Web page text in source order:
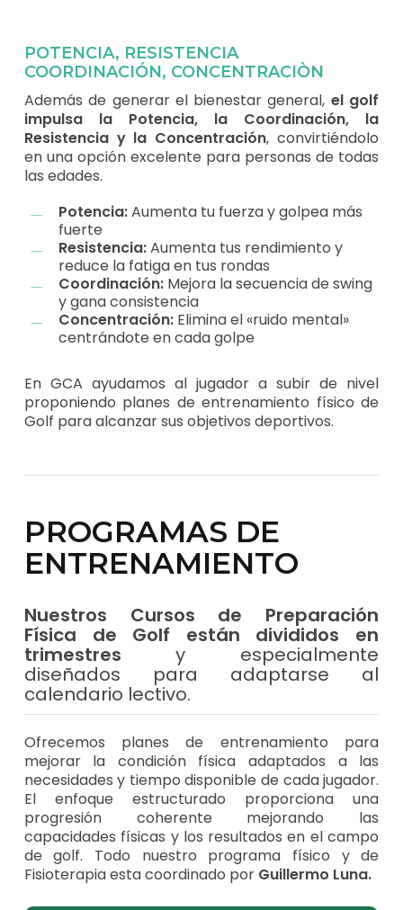
POTENCIA, RESISTENCIA
COORDINACIÓN, CONCENTRACIÒN
Además de generar el bienestar general, el golf
impulsa la Potencia, la Coordinación, la
Resistencia y la Concentración, convirtiéndolo
en una opción excelente para personas de todas
las edades.
Potencia:Aumenta tu fuerza y golpea más
fuerte
Resistencia:Aumenta tus rendimiento y
reduce la fatiga en tus rondas
Coordinación:Mejora la secuencia de swing
y gana consistencia
Concentración:Elimina el «ruido mental»
centrándote en cada golpe
En GCA ayudamos al jugador a subir de nivel
proponiendo planes de entrenamiento físico de
Golf para alcanzar sus objetivos deportivos.
PROGRAMAS DE
ENTRENAMIENTO
Nuestros Cursos de Preparación
Física de Golf están divididos en
trimestres y especialmente
diseñados para adaptarse al
calendario lectivo.
Ofrecemos planes de entrenamiento para
mejorar la condición física adaptados a las
necesidades y tiempo disponible de cada jugador.
El enfoque estructurado proporciona una
progresión coherente mejorando las
capacidades físicas y los resultados en el campo
de golf. Todo nuestro programa físico y de
Fisioterapia esta coordinado por Guillermo Luna.